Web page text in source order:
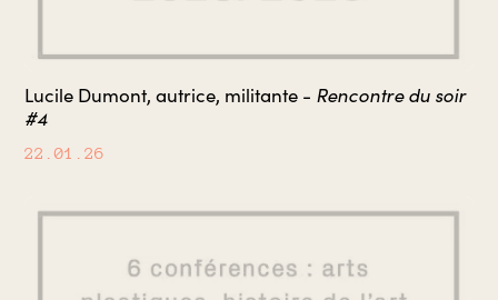
Lucile Dumont, autrice, militante - Rencontre du soir
#4
22.01.26